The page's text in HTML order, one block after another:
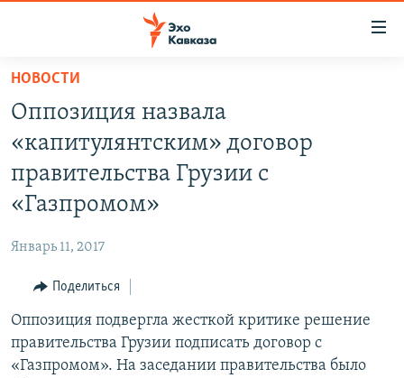
Вернуться
основному
содержанию
главной
Вернутся
поиску
ЦХИНВАЛИ
СЕВЕРНЫЙ КАВКАЗ
АРМЕНИЯ
АЗЕРБАЙДЖАН
ТЕМЫ
ПОЛИТИКА
ЭКОНОМИКА
РУБРИКИ
НЕКРУГЛЫЙ СТОЛ
МУЛЬТИМЕДИА
АУДИО
НОВОСТИ
Оппозиция назвала
«капитулянтским» договор
правительства Грузии с
«Газпромом»
Январь 11, 2017
Поделиться
Оппозиция подвергла жесткой критике решение
правительства Грузии подписать договор с
«Газпромом». На заседании правительства было